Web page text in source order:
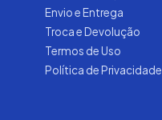
Envio e Entrega
Troca e Devolução
Termos de Uso
Política de Privacidade